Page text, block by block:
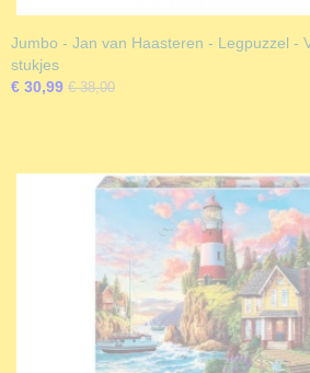
Jumbo - Jan van Haasteren - Legpuzzel -
stukjes
€ 30,99 € 38,00